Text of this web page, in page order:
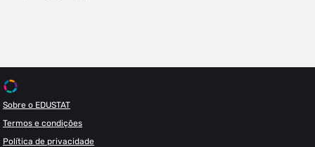
Sobre o EDUSTAT
Termos e condições
Política de privacidade